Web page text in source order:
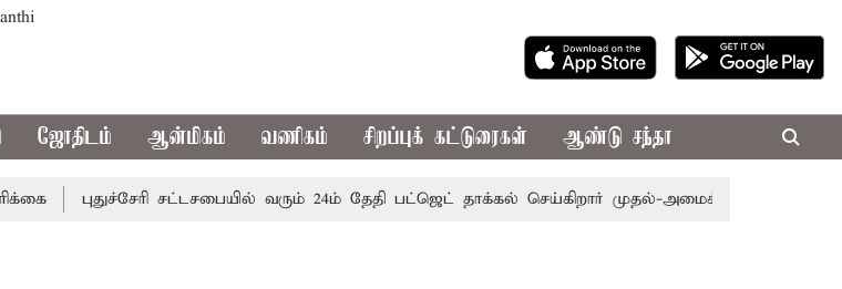
ஜோதிடம் ஆன்மிகம் வணிகம் சிறப்புக் கட்டுரைகள் ஆண்டு சந்தா
புதுச்சேரி சட்டசபையில் வரும் 24ம் தேதி பட்ஜெட் தாக்கல் செய்கிறார் முதல்-அமைச்சர் ரங்கசாமி